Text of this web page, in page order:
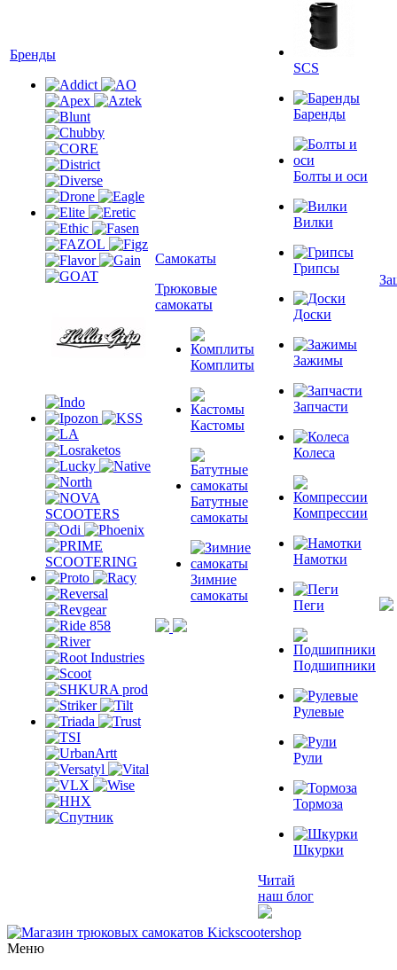
Бренды
Самокаты
Трюковые
самокаты
Комплиты
Кастомы
Батутные
самокаты
Зимние
самокаты
SCS
Баренды
Болты и оси
Вилки
Грипсы
Доски
Зажимы
Запчасти
Колеса
Компрессии
Намотки
Пеги
Подшипники
Рулевые
Рули
Тормоза
Шкурки
Читай
наш блог
Меню